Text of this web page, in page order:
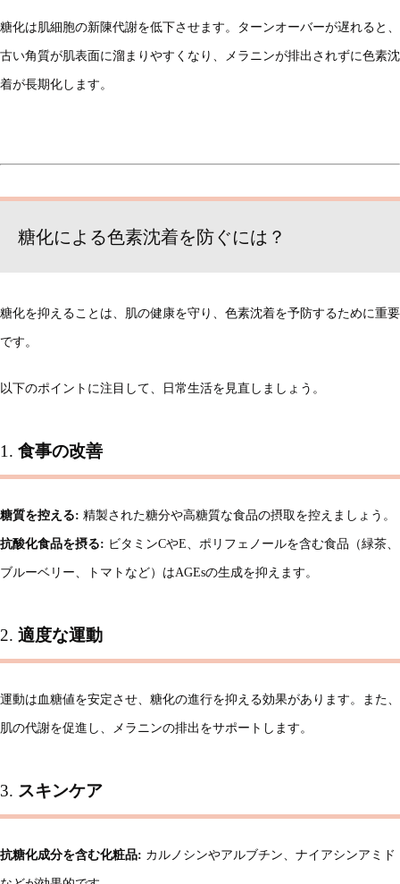
糖化は肌細胞の新陳代謝を低下させます。ターンオーバーが遅れると、
古い角質が肌表面に溜まりやすくなり、メラニンが排出されずに色素沈
着が長期化します。
糖化による色素沈着を防ぐには？
糖化を抑えることは、肌の健康を守り、色素沈着を予防するために重要
です。
以下のポイントに注目して、日常生活を見直しましょう。
1. 食事の改善
糖質を控える: 精製された糖分や高糖質な食品の摂取を控えましょう。
抗酸化食品を摂る: ビタミンCやE、ポリフェノールを含む食品（緑茶、
ブルーベリー、トマトなど）はAGEsの生成を抑えます。
2. 適度な運動
運動は血糖値を安定させ、糖化の進行を抑える効果があります。また、
肌の代謝を促進し、メラニンの排出をサポートします。
3. スキンケア
抗糖化成分を含む化粧品: カルノシンやアルブチン、ナイアシンアミド